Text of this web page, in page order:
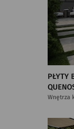
PŁYTY
Wnętrza